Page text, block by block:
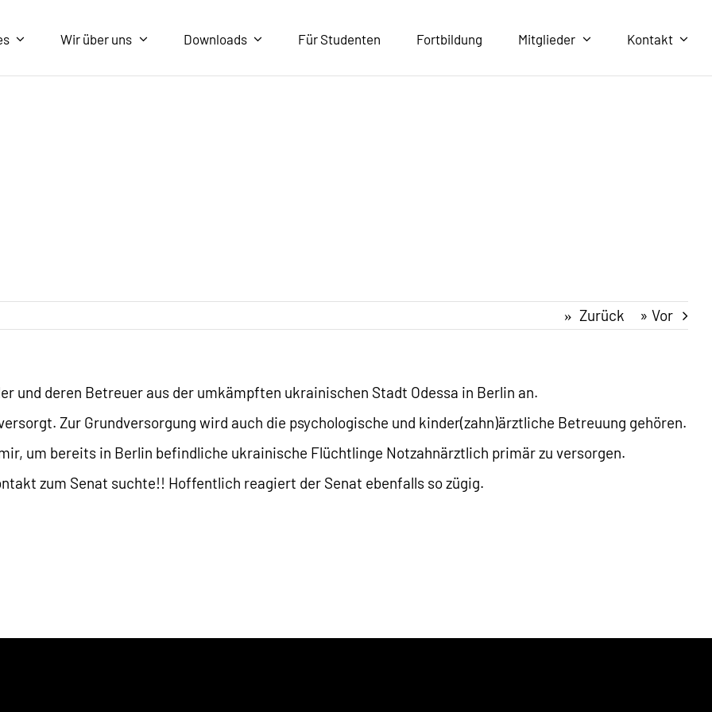
Wir über uns Downloads Für Studenten Fortbildung Mitglieder Kontakt
Zurück Vor
und deren Betreuer aus der umkämpften ukrainischen Stadt Odessa in Berlin an.
Zur Grundversorgung wird auch die psychologische und kinder(zahn)ärztliche Betreuung gehören.
um bereits in Berlin befindliche ukrainische Flüchtlinge Notzahnärztlich primär zu versorgen.
zum Senat suchte!! Hoffentlich reagiert der Senat ebenfalls so zügig.